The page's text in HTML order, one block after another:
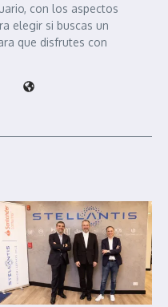
con los aspectos
elegir si buscas un
que disfrutes con